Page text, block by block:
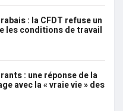
rabais : la CFDT refuse un
les conditions de travail
: une réponse de la
avec la « vraie vie » des